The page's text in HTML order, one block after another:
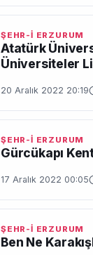
ŞEHR-İ ERZURUM
Atatürk
Üniversiteler
20 Aralık 2022 20:19
ŞEHR-İ ERZURUM
Gürcükapı
17 Aralık 2022 00:05
ŞEHR-İ ERZURUM
Ben Ne